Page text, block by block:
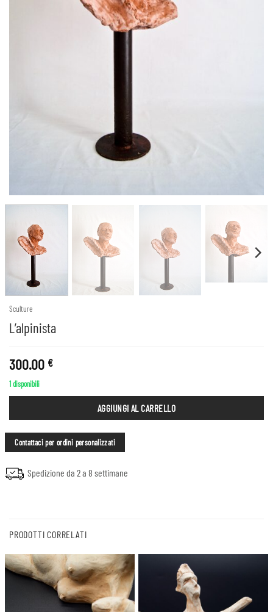
Sculture
L’alpinista
300.00 €
1 disponibili
AGGIUNGI AL CARRELLO
Contattaci per ordini personalizzati
Spedizione da 2 a 8 settimane
PRODOTTI CORRELATI